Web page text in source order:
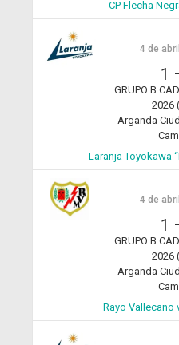
CP Flecha
4 de
1
GRUPO B
2026
Arganda
Laranja Toyokawa
4 de
1
GRUPO B
2026
Arganda
Rayo Vallecano